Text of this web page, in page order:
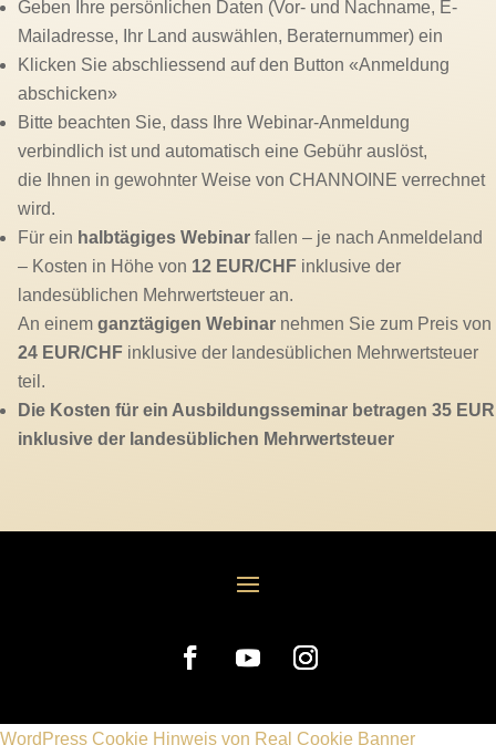
Geben Ihre persönlichen Daten (Vor- und Nachname, E-
Mailadresse, Ihr Land auswählen, Beraternummer) ein
Klicken Sie abschliessend auf den Button «Anmeldung
abschicken»
Bitte beachten Sie, dass Ihre Webinar-Anmeldung
verbindlich ist und automatisch eine Gebühr auslöst,
die Ihnen in gewohnter Weise von CHANNOINE verrechnet
wird.
Für ein halbtägiges Webinar fallen – je nach Anmeldeland
– Kosten in Höhe von 12 EUR/CHF inklusive der
landesüblichen Mehrwertsteuer an.
An einem ganztägigen Webinar nehmen Sie zum Preis von
24 EUR/CHF inklusive der landesüblichen Mehrwertsteuer
teil.
Die Kosten für ein Ausbildungsseminar betragen 35 EUR
inklusive der landesüblichen Mehrwertsteuer
WordPress Cookie Hinweis von Real Cookie Banner